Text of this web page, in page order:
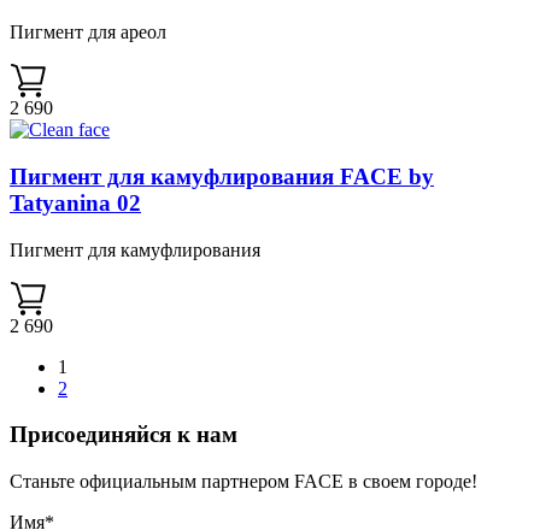
Пигмент для ареол
2 690
Пигмент для камуфлирования FACE by
Tatyanina 02
Пигмент для камуфлирования
2 690
1
2
Присоединяйся к нам
Станьте официальным партнером FACE в своем городе!
Имя*